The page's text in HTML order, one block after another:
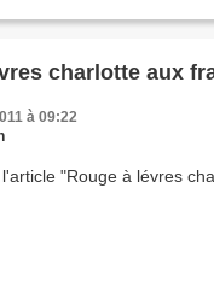
charlotte aux
à 09:22